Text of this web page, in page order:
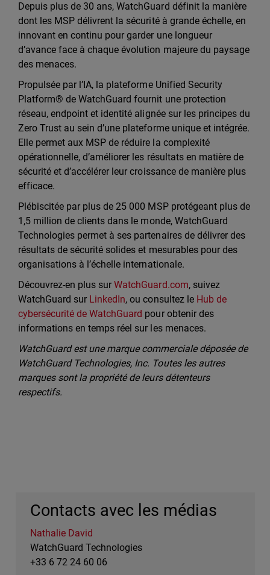
Depuis plus de 30 ans, WatchGuard définit la manière
dont les MSP délivrent la sécurité à grande échelle, en
innovant en continu pour garder une longueur
d’avance face à chaque évolution majeure du paysage
des menaces.
Propulsée par l’IA, la plateforme Unified Security
Platform® de WatchGuard fournit une protection
réseau, endpoint et identité alignée sur les principes du
Zero Trust au sein d’une plateforme unique et intégrée.
Elle permet aux MSP de réduire la complexité
opérationnelle, d’améliorer les résultats en matière de
sécurité et d’accélérer leur croissance de manière plus
efficace.
Plébiscitée par plus de 25 000 MSP protégeant plus de
1,5 million de clients dans le monde, WatchGuard
Technologies permet à ses partenaires de délivrer des
résultats de sécurité solides et mesurables pour des
organisations à l’échelle internationale.
Découvrez-en plus surWatchGuard.com, suivez
WatchGuard sur LinkedIn, ou consultez le Hub de
cybersécurité de WatchGuard pour obtenir des
informations en temps réel sur les menaces.
WatchGuard est une marque commerciale déposée de
WatchGuard Technologies, Inc. Toutes les autres
marques sont la propriété de leurs détenteurs
respectifs.
Contacts avec les médias
Nathalie David
WatchGuard Technologies
+33 6 72 24 60 06